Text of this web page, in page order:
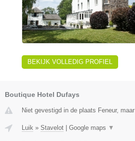
BEKIJK VOLLEDIG PROFIEL
Boutique Hotel Dufays
Niet gevestigd in de plaats Feneur,
Luik » Stavelot | Google maps ▼